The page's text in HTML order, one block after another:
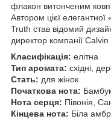
флакон витонченим
Автором цієї
Truth став відомий
директор компанії Calvin
Класифікація: елітна
Тип аромата: східні,
Стать: для жінок
Початкова нота:
Нота серця: Півонія,
Кінцева нота: Біла